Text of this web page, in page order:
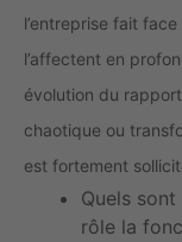
l’entreprise fait
l’affectent en
évolution du
chaotique ou
est fortement
Quels sont
rôle la